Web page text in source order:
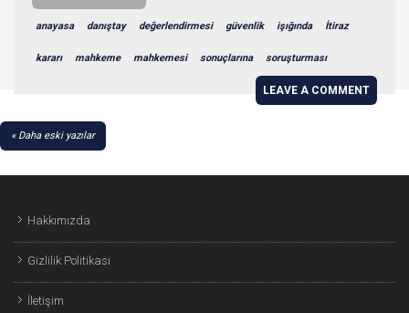
anayasa danıştay değerlendirmesi güvenlik işığında İtiraz
kararı mahkeme mahkemesi sonuçlarına soruşturması
LEAVE A COMMENT
YAZI
Daha eski yazılar
Hakkımızda
Gizlilik Politikası
İletişim